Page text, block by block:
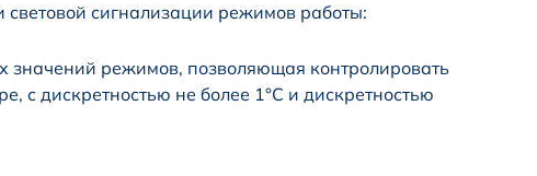
световой сигнализации режимов работы:
режимов, позволяющая контролировать
с дискретностью не более 1°С и дискретностью